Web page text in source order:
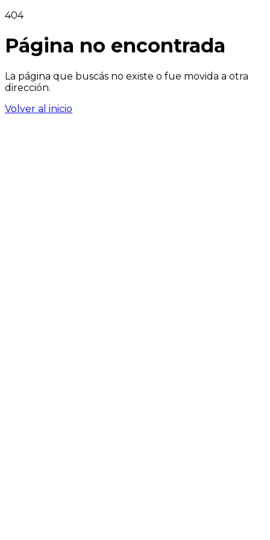
404
Página no encontrada
La página que buscás no existe o fue movida a otra
dirección.
Volver al inicio